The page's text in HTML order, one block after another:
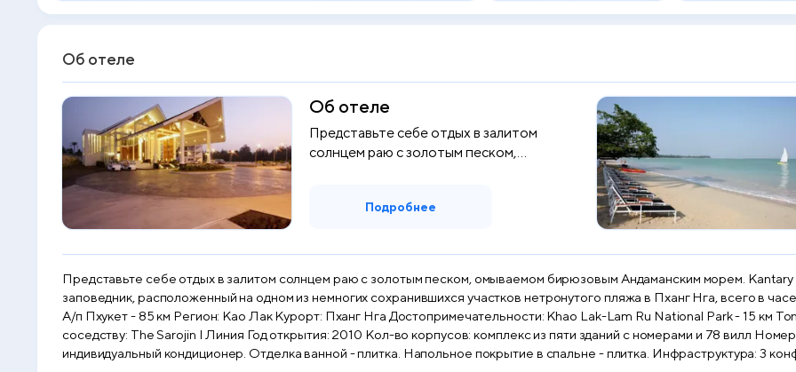
Об отеле
Об отеле
Представьте себе отдых в залитом
солнцем раю с золотым песком,
Подробнее
Представьте себе отдых в залитом солнцем раю с золотым песком, омываемом бирюзовым Андаманским морем.
заповедник, расположенный на одном из немногих сохранившихся участков нетронутого пляжа в Пханг Нга, всего в
А/п Пхукет - 85 км Регион: Као Лак Курорт: Пханг Нга Достопримечательности: Khao Lak-Lam Ru National Park - 15 км
соседству: The Sarojin I Линия Год открытия: 2010 Кол-во корпусов: комплекс из пяти зданий с номерами и 78 вилл Номерной фонд: 206 номеров. Во всех номерах
индивидуальный кондиционер. Отделка ванной - плитка. Напольное покрытие в спальне - плитка. Инфраструктура: 3 конференц-зала 2 открытых бассейна фитнес-центр